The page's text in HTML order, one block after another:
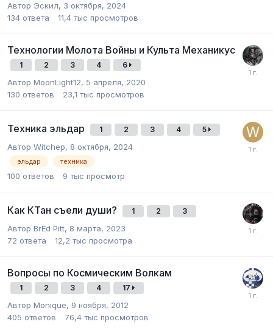
Автор Эскил, 3 октября, 2024
134 ответа 11,4 тыс просмотров
Технологии Молота Войны и Культа Механикус
1 2 3 4 6
Автор MoonLight12, 5 апреля, 2020
130 ответов 23,1 тыс просмотров
Техника эльдар 1 2 3 4 5
Автор Witchep, 8 октября, 2024
эльдар техника
100 ответов 9 тыс просмотр
Как КТан съели души? 1 2 3
Автор BrEd Pitt, 8 марта, 2023
72 ответа 12,2 тыс просмотра
Вопросы по Космическим Волкам
1 2 3 4 17
Автор Monique, 9 ноября, 2012
405 ответов 76,4 тыс просмотров